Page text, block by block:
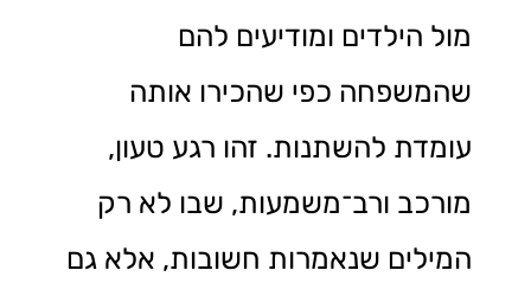
מול הילדים ומודיעים להם
שהמשפחה כפי שהכירו אותה
עומדת להשתנות. זהו רגע טעון,
מורכב ורב־משמעות, שבו לא רק
המילים שנאמרות חשובות, אלא גם